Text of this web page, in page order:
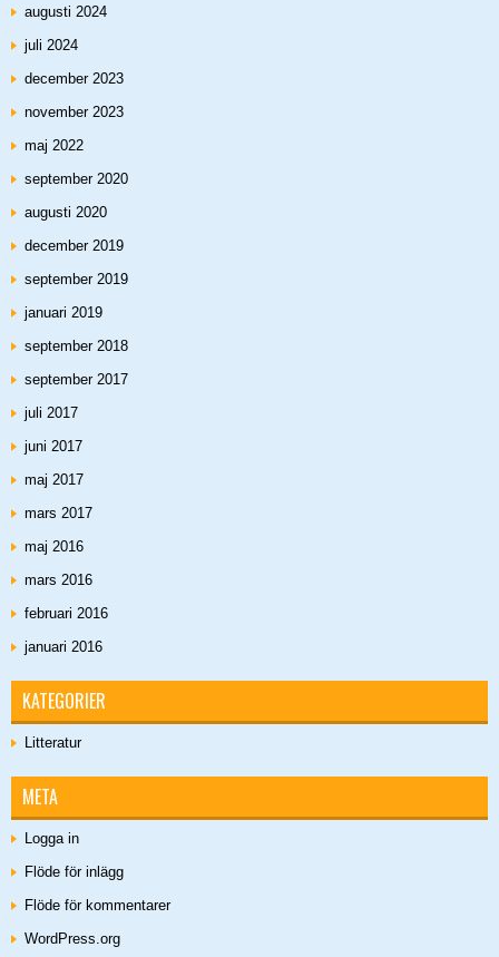
augusti 2024
juli 2024
december 2023
november 2023
maj 2022
september 2020
augusti 2020
december 2019
september 2019
januari 2019
september 2018
september 2017
juli 2017
juni 2017
maj 2017
mars 2017
maj 2016
mars 2016
februari 2016
januari 2016
KATEGORIER
Litteratur
META
Logga in
Flöde för inlägg
Flöde för kommentarer
WordPress.org